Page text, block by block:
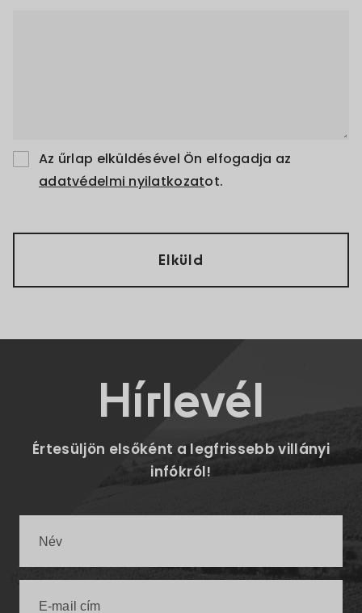
Az űrlap elküldésével Ön elfogadja az
adatvédelmi nyilatkozatot.
Hírlevél
Értesüljön elsőként a legfrissebb villányi
infókról!